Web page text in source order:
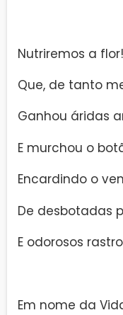
Nutriremos a flor!
Que, de tanto
Ganhou áridas
E murchou o
Encardindo o
De desbotadas
E odorosos
Em nome da